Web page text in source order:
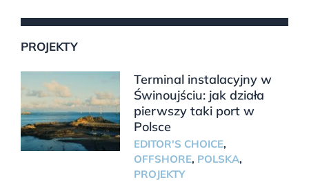
PROJEKTY
Terminal instalacyjny w
Świnoujściu: jak działa
pierwszy taki port w
Polsce
EDITOR'S CHOICE,
OFFSHORE, POLSKA,
PROJEKTY